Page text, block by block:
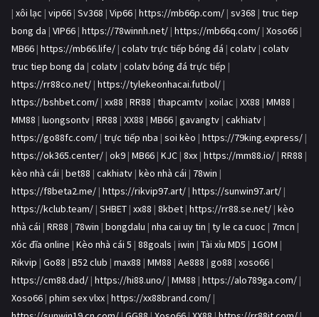
| xôi lạc | vip66 | Sv368 | Vip66 | https://mb66p.com/ | sv368 | truc tiep
bong da | VIP66 | https://78winnh.net/ | https://mb66q.com/ | Xoso66 |
MB66 | https://mb66.life/ | colatv trực tiếp bóng đá | colatv | colatv
truc tiep bong da | colatv | colatv bóng đá trực tiếp |
https://rr88co.net/ | https://tylekeonhacai.futbol/ |
https://bshbet.com/ | xx88 | RR88 | thapcamtv | xoilac | XX88 | MM88 |
MM88 | luongsontv | RR88 | XX88 | MB66 | gavangtv | cakhiatv |
https://go88fc.com/ | trực tiếp nba | soi kèo | https://79king.express/ |
https://ok365.center/ | ok9 | MB66 | KJC | 8xx | https://mm88.io/ | RR88 |
kèo nhà cái | bet88 | cakhiatv | kèo nhà cái | 78win |
https://f8beta2.me/ | https://rikvip97.art/ | https://sunwin97.art/ |
https://kclub.team/ | SHBET | xx88 | 8kbet | https://rr88.se.net/ | kèo
nhà cái | RR88 | 78win | bongdalu | nha cai uy tin | ty le ca cuoc | 7mcn |
Xóc đĩa online | Kèo nhà cái 5 | 88goals | iwin | Tài xỉu MD5 | 1GOM |
Rikvip | Go88 | B52 club | max88 | MM88 | Ae888 | go88 | xoso66 |
https://cm88.dad/ | https://hi88.uno/ | MM88 | https://alo789ga.com/ |
Xoso66 | phim sex vlxx | https://xx88brand.com/ |